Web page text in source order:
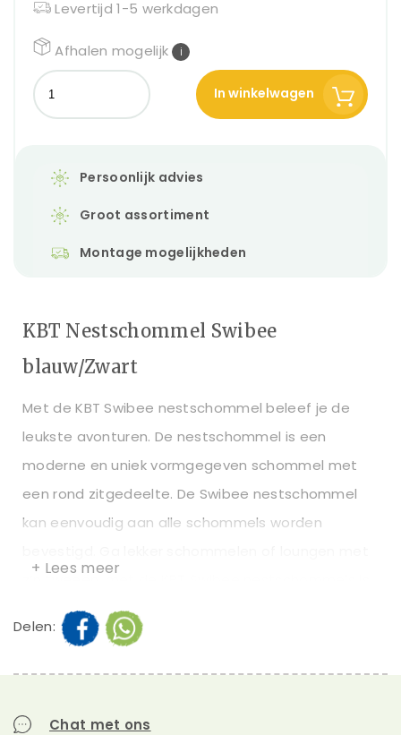
Levertijd 1-5 werkdagen
Afhalen mogelijk i
In winkelwagen
Persoonlijk advies
Groot assortiment
Montage mogelijkheden
KBT Nestschommel Swibee
blauw/Zwart
Met de KBT Swibee nestschommel beleef je de
leukste avonturen. De nestschommel is een
moderne en uniek vormgegeven schommel met
een rond zitgedeelte. De Swibee nestschommel
kan eenvoudig aan alle schommels worden
z’n tweeën, met de KBT Swibee nestschommels is
het allemaal mogelijk!
+ Lees meer
Delen:
Chat met ons